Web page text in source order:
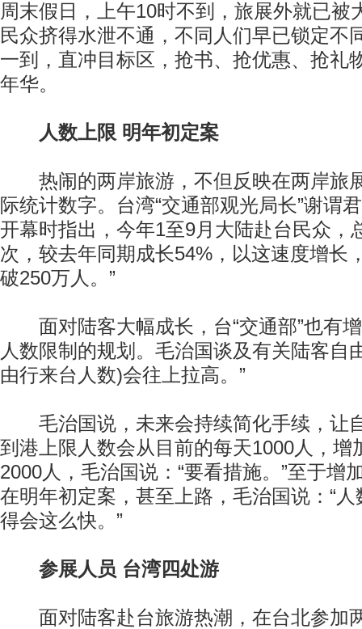
周末假日，上午10时不到，旅展外就已被
民众挤得水泄不通，不同人们早已锁定不
一到，直冲目标区，抢书、抢优惠、抢礼
年华。
人数上限 明年初定案
热闹的两岸旅游，不但反映在两岸旅
际统计数字。台湾“交通部观光局长”谢谓
开幕时指出，今年1至9月大陆赴台民众，
次，较去年同期成长54%，以这速度增长
破250万人。”
面对陆客大幅成长，台“交通部”也有
人数限制的规划。毛治国谈及有关陆客自
由行来台人数)会往上拉高。”
毛治国说，未来会持续简化手续，让
到港上限人数会从目前的每天1000人，增
2000人，毛治国说：“要看措施。”至于增
在明年初定案，甚至上路，毛治国说：“
得会这么快。”
参展人员 台湾四处游
面对陆客赴台旅游热潮，在台北参加